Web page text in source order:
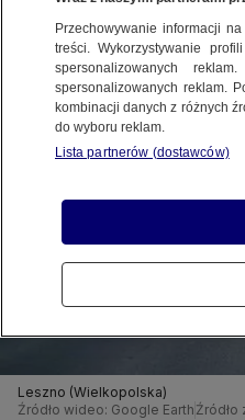
Udostępnij
Leszno (Wielkopolska)
Źródło wideo: Google Earth Źródło
Przechowywanie informacji
treści. Wykorzystywanie
spersonalizowanych
spersonalizowanych reklam.
kombinacji danych z różnych
do wyboru reklam.
Lista partnerów (dostawców)